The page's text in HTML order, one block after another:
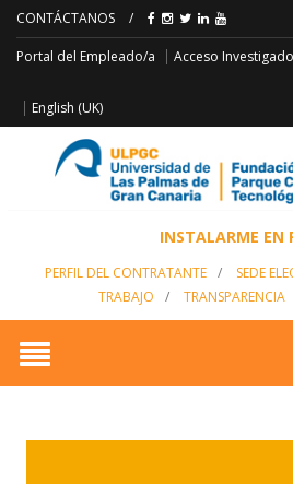
CONTÁCTANOS /
Portal del Empleado/a Acceso
English (UK)
INSTALARME EN
PERFIL DEL CONTRATANTE / SEDE
TRABAJO
/ TRANSPARENCIA